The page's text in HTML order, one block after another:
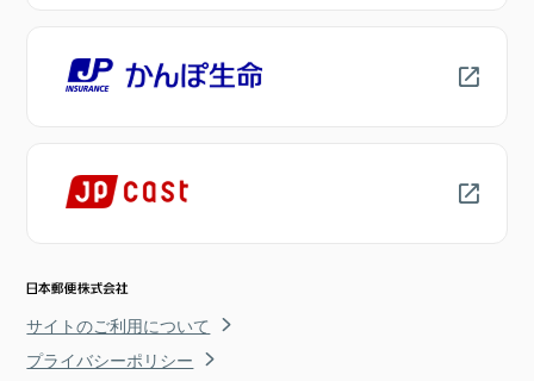
サイトのご利用について
プライバシーポリシー